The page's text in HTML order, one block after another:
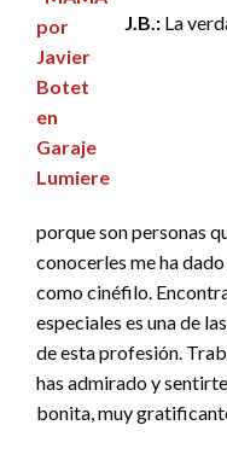
J.B.: La
porque son personas
conocerles me ha
como cinéfilo.
especiales es una de
de esta profesión.
has admirado y
bonita, muy